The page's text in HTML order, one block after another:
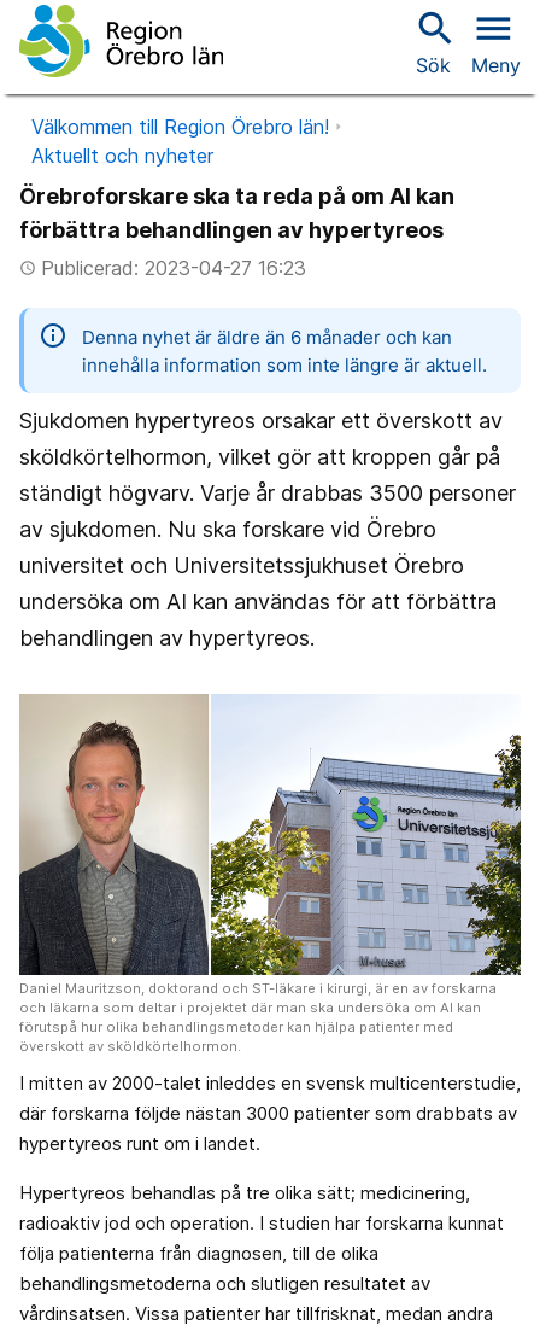
search
Sök
menu
Meny
Välkommen till Region Örebro län!
Aktuellt och nyheter
Örebroforskare ska ta reda på om AI kan
förbättra behandlingen av hypertyreos
access_timePublicerad: 2023-04-27 16:23
information
Denna nyhet är äldre än 6 månader och kan
innehålla information som inte längre är aktuell.
Sjukdomen hypertyreos orsakar ett överskott av
sköldkörtelhormon, vilket gör att kroppen går på
ständigt högvarv. Varje år drabbas 3500 personer
av sjukdomen. Nu ska forskare vid Örebro
universitet och Universitetssjukhuset Örebro
undersöka om AI kan användas för att förbättra
behandlingen av hypertyreos.
Daniel Mauritzson, doktorand och ST-läkare i kirurgi, är en av forskarna
och läkarna som deltar i projektet där man ska undersöka om AI kan
förutspå hur olika behandlingsmetoder kan hjälpa patienter med
överskott av sköldkörtelhormon.
I mitten av 2000-talet inleddes en svensk multicenterstudie,
där forskarna följde nästan 3000 patienter som drabbats av
hypertyreos runt om i landet.
Hypertyreos behandlas på tre olika sätt; medicinering,
radioaktiv jod och operation. I studien har forskarna kunnat
följa patienterna från diagnosen, till de olika
behandlingsmetoderna och slutligen resultatet av
vårdinsatsen. Vissa patienter har tillfrisknat, medan andra